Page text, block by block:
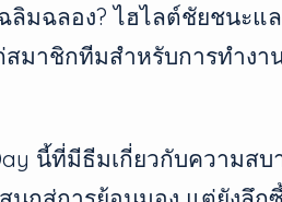
ฉลิมฉลอง? ไฮไลต์ชัยชนะแ
สมาชิกทีมสำหรับการทำง
นี้ที่มีธีมเกี่ยวกับความสบ